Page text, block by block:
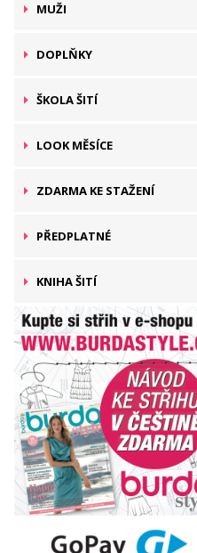
MUŽI
DOPLŇKY
ŠKOLA ŠITÍ
LOOK MĚSÍCE
ZDARMA KE STAŽENÍ
PŘEDPLATNÉ
KNIHA ŠITÍ